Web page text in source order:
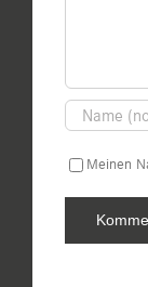
Meinen